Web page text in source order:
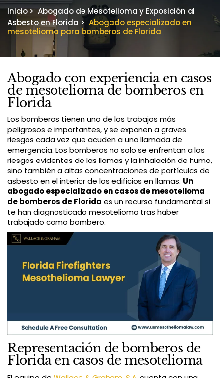
Inicio>Abogado de Mesotelioma y Exposición al
Asbesto en Florida > Abogado especializado en
mesotelioma para bomberos de Florida
Abogado con experiencia en casos
de mesotelioma de bomberos en
Florida
Los bomberos tienen uno de los trabajos más
peligrosos e importantes, y se exponen a graves
riesgos cada vez que acuden a una llamada de
emergencia. Los bomberos no solo se enfrentan a los
riesgos evidentes de las llamas y la inhalación de humo,
sino también a altas concentraciones de partículas de
asbesto en el interior de los edificios en llamas. Un
abogado especializado en casos de mesotelioma
de bomberos de Florida es un recurso fundamental si
te han diagnosticado mesotelioma tras haber
trabajado como bombero.
Representación de bomberos de
Florida en casos de mesotelioma